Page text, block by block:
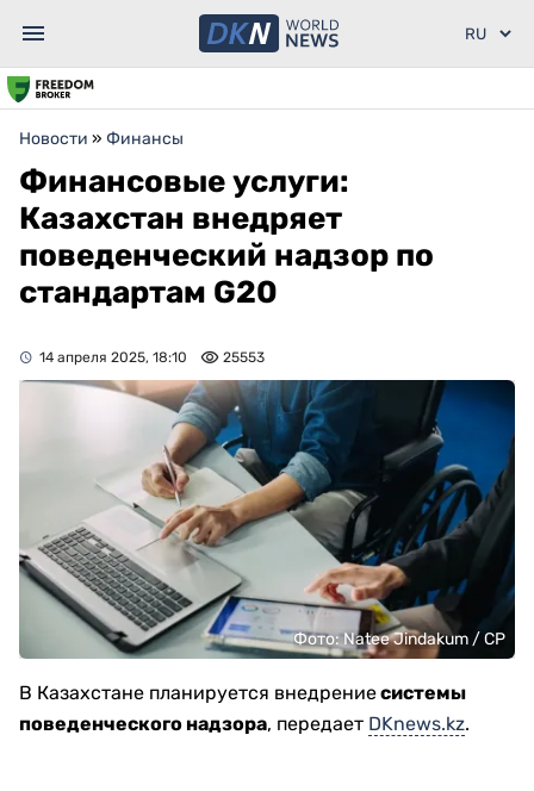
Новости » Финансы
Финансовые услуги:
Казахстан внедряет
поведенческий надзор по
стандартам G20
14 апреля 2025, 18:10 25553
Фото: Natee Jindakum / CP
В Казахстане планируется внедрениесистемы
поведенческого надзора, передает DKnews.kz.